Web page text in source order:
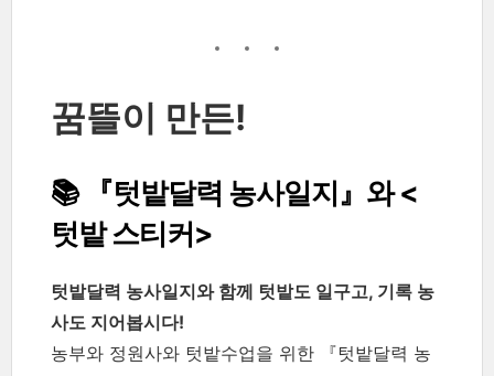
꿈뜰이 만든!
📚 『텃밭달력 농사일지』와 <
텃밭 스티커>
텃밭달력 농사일지와 함께 텃밭도 일구고, 기록 농
사도 지어봅시다!
농부와 정원사와 텃밭수업을 위한 『텃밭달력 농